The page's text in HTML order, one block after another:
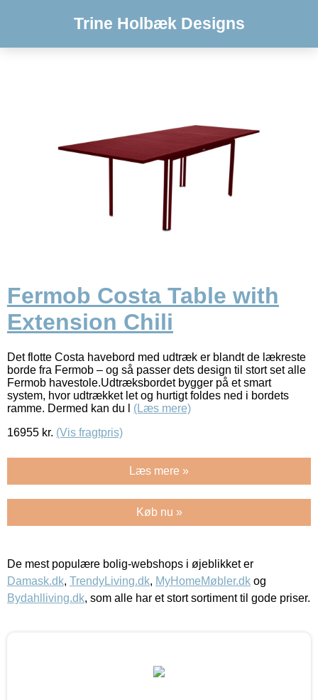
Trine Holbæk Designs
Fermob Costa Table with
Extension Chili
Det flotte Costa havebord med udtræk er blandt de lækreste
borde fra Fermob – og så passer dets design til stort set alle
Fermob havestole.Udtræksbordet bygger på et smart
system, hvor udtrækket let og hurtigt foldes ned i bordets
ramme. Dermed kan du l (Læs mere)
16955 kr. (Vis fragtpris)
Læs mere »
Køb nu »
De mest populære bolig-webshops i øjeblikket er
Damask.dk, TrendyLiving.dk, MyHomeMøbler.dk og
Bydahlliving.dk, som alle har et stort sortiment til gode priser.